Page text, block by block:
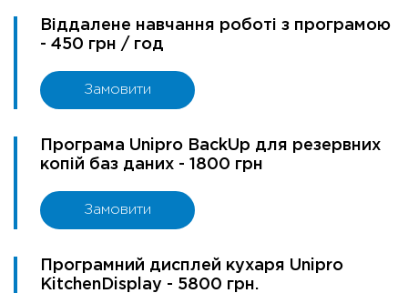
Віддалене навчання роботі з програмою
- 450 грн / год
Замовити
Програма Unipro BackUp для резервних
копій баз даних - 1800 грн
Замовити
Програмний дисплей кухаря Unipro
KitchenDisplay - 5800 грн.